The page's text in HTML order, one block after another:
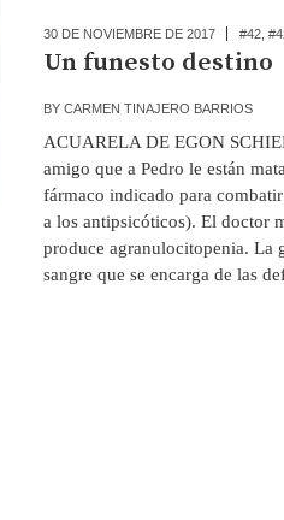
30 DE NOVIEMBRE DE 2017 #42,
Un funesto destino
BY CARMEN TINAJERO BARRIOS
ACUARELA DE EGON
amigo que a Pedro le están
fármaco indicado para
a los antipsicóticos). El doctor
produce agranulocitopenia. La
sangre que se encarga de las